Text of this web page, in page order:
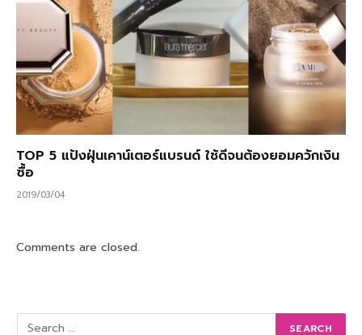
TOP 5 แป้งฝุ่นเคาน์เตอร์แบรนด์ ใช้ดีจนต้องยอมควักเงิน
ซื้อ
2019/03/04
Comments are closed.